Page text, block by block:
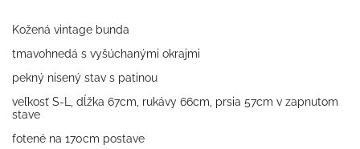
Kožená vintage bunda
tmavohnedá s vyšúchanými okrajmi
pekný nisený stav s patinou
veľkosť S-L, dĺžka 67cm, rukávy 66cm, prsia 57cm v zapnutom
stave
fotené na 170cm postave